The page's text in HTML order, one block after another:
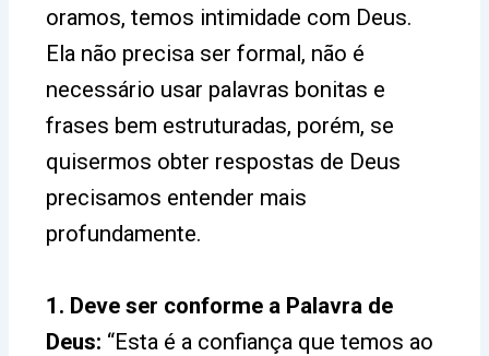
oramos, temos intimidade com Deus.
Ela não precisa ser formal, não é
necessário usar palavras bonitas e
frases bem estruturadas, porém, se
quisermos obter respostas de Deus
precisamos entender mais
profundamente.
1. Deve ser conforme a Palavra de
Deus: “Esta é a confiança que temos ao